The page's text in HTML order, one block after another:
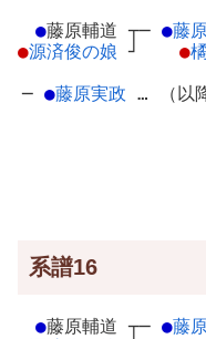
●藤原輔道 ┬
●源済俊の娘 ┘
─ ●藤
●
─ ●藤原実政 … （以
系譜16
●藤原輔道 ┬─ ●藤